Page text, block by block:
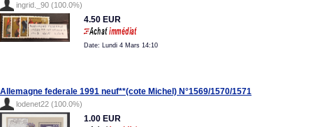
ingrid._90 (100.0%)
4.50 EUR
Date: Lundi 4 Mars 14:10
Allemagne federale 1991 neuf**(cote Michel) N°1569/1570/1571
lodenet22 (100.0%)
1.00 EUR